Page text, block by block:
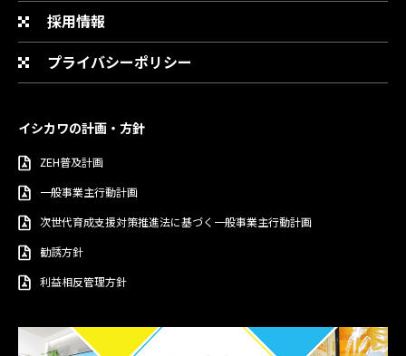
採用情報
プライバシーポリシー
イシカワの計画・方針
ZEH普及計画
一般事業主行動計画
次世代育成支援対策推進法に基づく一般事業主行動計画
勧誘方針
利益相反管理方針